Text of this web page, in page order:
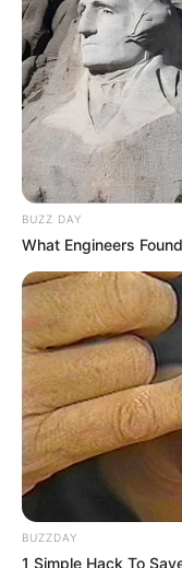
BUZZ DAY
What Engineers
BUZZDAY
1 Simple Hack To